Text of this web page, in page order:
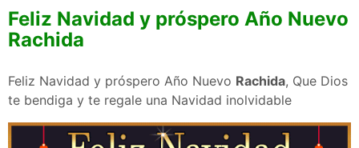
Feliz Navidad y próspero Año Nuevo
Rachida
Feliz Navidad y próspero Año Nuevo Rachida, Que Dios
te bendiga y te regale una Navidad inolvidable